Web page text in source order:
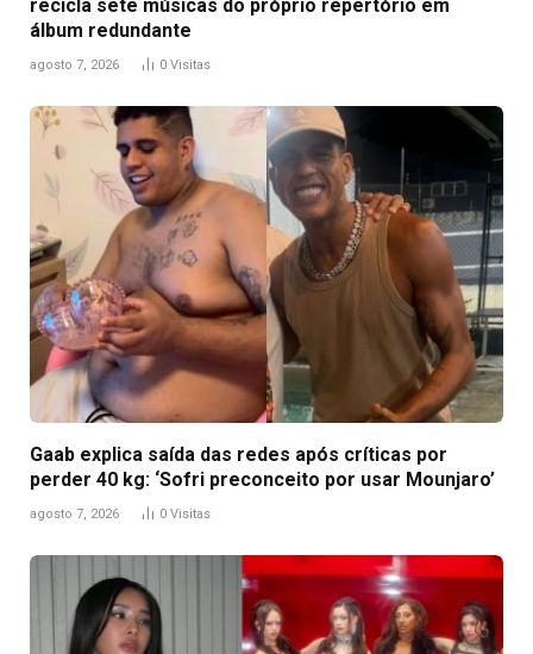
recicla sete músicas do próprio repertório em
álbum redundante
agosto 7, 2026 0 Visitas
Gaab explica saída das redes após críticas por
perder 40 kg: ‘Sofri preconceito por usar Mounjaro’
agosto 7, 2026 0 Visitas